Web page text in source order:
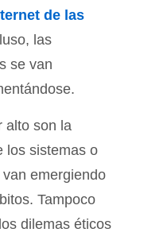
de las
las
se van
alto son la
los sistemas o
emergiendo
Tampoco
dilemas éticos